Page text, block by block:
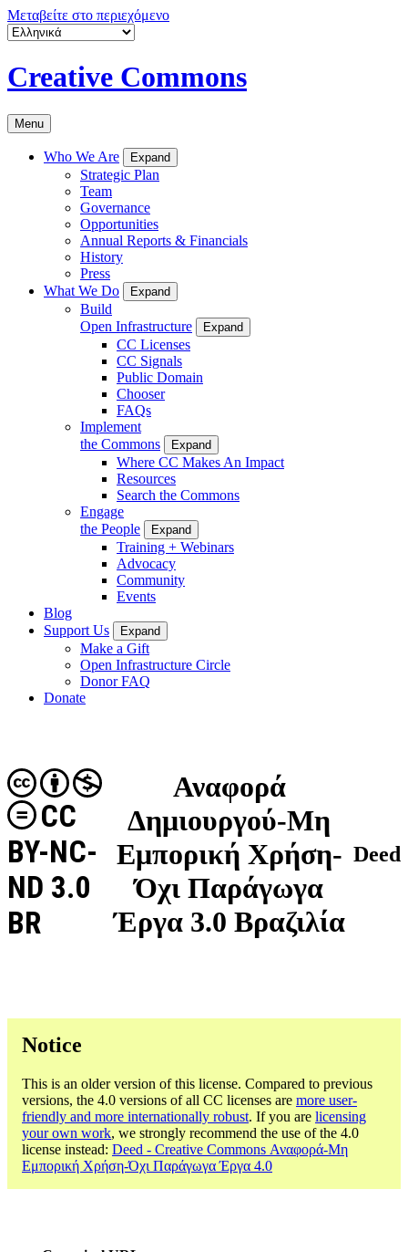
Μεταβείτε στο περιεχόμενο
Creative Commons
Menu
Who We Are Expand
Strategic Plan
Team
Governance
Opportunities
Annual Reports & Financials
History
Press
What We Do
Expand
Build
Open Infrastructure
Expand
CC Licenses
CC Signals
Public Domain
Chooser
FAQs
Implement
the Commons
Expand
Where CC Makes An Impact
Resources
Search the Commons
Engage
the People
Expand
Training + Webinars
Advocacy
Community
Events
Blog
Support Us
Expand
Make a Gift
Open Infrastructure Circle
Donor FAQ
Donate
Αναφορά
Δημιουργού-Μη
Εμπορική Χρήση-
Όχι Παράγωγα
Έργα 3.0 Βραζιλία
CC
BY-NC-
ND 3.0
BR
Deed
Notice
This is an older version of this license. Compared to previous
versions, the 4.0 versions of all CC licenses are more user-
friendly and more internationally robust. If you are licensing
your own work, we strongly recommend the use of the 4.0
license instead: Deed - Creative Commons Αναφορά-Μη
Εμπορική Χρήση-Όχι Παράγωγα Έργα 4.0